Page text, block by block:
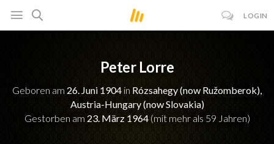
LOGIN
Peter Lorre
Geboren am 26. Juni 1904 in Rózsahegy (now Ružomberok),
Austria-Hungary (now Slovakia)
Gestorben am 23. März 1964(mit mehr als 59 Jahren)